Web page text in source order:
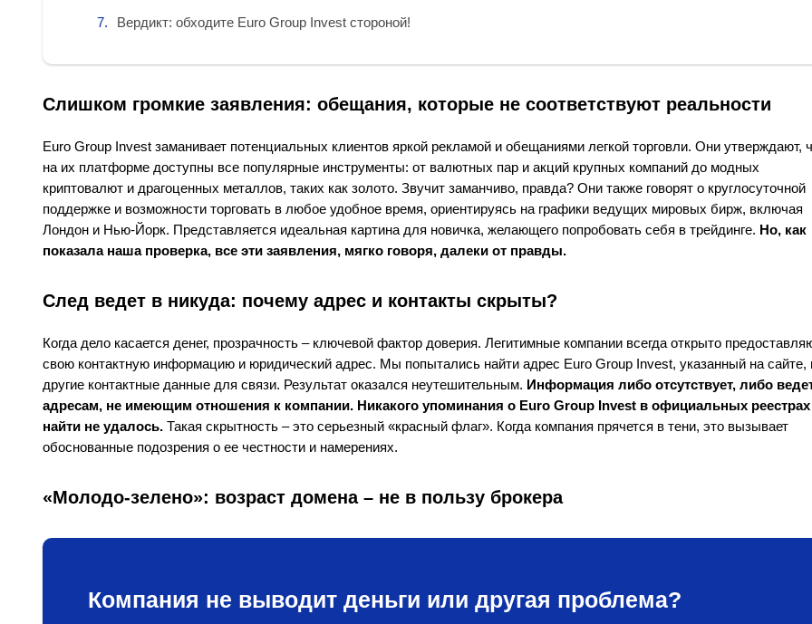
Вердикт: обходите Euro Group Invest стороной!
Слишком громкие заявления: обещания, которые не соответствуют реальности
Euro Group Invest заманивает потенциальных клиентов яркой рекламой и обещаниями легкой торговли. Они утверждают,
на их платформе доступны все популярные инструменты: от валютных пар и акций крупных компаний до модных
криптовалют и драгоценных металлов, таких как золото. Звучит заманчиво, правда? Они также говорят о круглосуточной
поддержке и возможности торговать в любое удобное время, ориентируясь на графики ведущих мировых бирж, включая
Лондон и Нью-Йорк. Представляется идеальная картина для новичка, желающего попробовать себя в трейдинге. Но, как
показала наша проверка, все эти заявления, мягко говоря, далеки от правды.
След ведет в никуда: почему адрес и контакты скрыты?
Когда дело касается денег, прозрачность – ключевой фактор доверия. Легитимные компании всегда открыто
свою контактную информацию и юридический адрес. Мы попытались найти адрес Euro Group Invest, указанный на сайте,
другие контактные данные для связи. Результат оказался неутешительным. Информация либо отсутствует, либо
адресам, не имеющим отношения к компании. Никакого упоминания о Euro Group Invest в официальных реестрах
найти не удалось. Такая скрытность – это серьезный «красный флаг». Когда компания прячется в тени, это вызывает
обоснованные подозрения о ее честности и намерениях.
«Молодо-зелено»: возраст домена – не в пользу брокера
Компания не выводит деньги или другая проблема?